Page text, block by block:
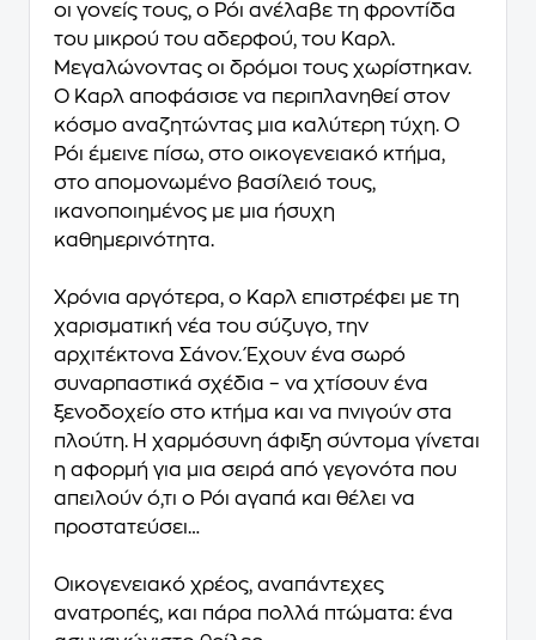
οι γονείς τους, ο Ρόι ανέλαβε τη φροντίδα
του μικρού του αδερφού, του Καρλ.
Μεγαλώνοντας οι δρόμοι τους χωρίστηκαν.
Ο Καρλ αποφάσισε να περιπλανηθεί στον
κόσμο αναζητώντας μια καλύτερη τύχη. Ο
Ρόι έμεινε πίσω, στο οικογενειακό κτήμα,
στο απομονωμένο βασίλειό τους,
ικανοποιημένος με μια ήσυχη
καθημερινότητα.
Χρόνια αργότερα, ο Καρλ επιστρέφει με τη
χαρισματική νέα του σύζυγο, την
αρχιτέκτονα Σάνον. Έχουν ένα σωρό
συναρπαστικά σχέδια – να χτίσουν ένα
ξενοδοχείο στο κτήμα και να πνιγούν στα
πλούτη. Η χαρμόσυνη άφιξη σύντομα γίνεται
η αφορμή για μια σειρά από γεγονότα που
απειλούν ό,τι ο Ρόι αγαπά και θέλει να
προστατεύσει…
Οικογενειακό χρέος, αναπάντεχες
ανατροπές, και πάρα πολλά πτώματα: ένα